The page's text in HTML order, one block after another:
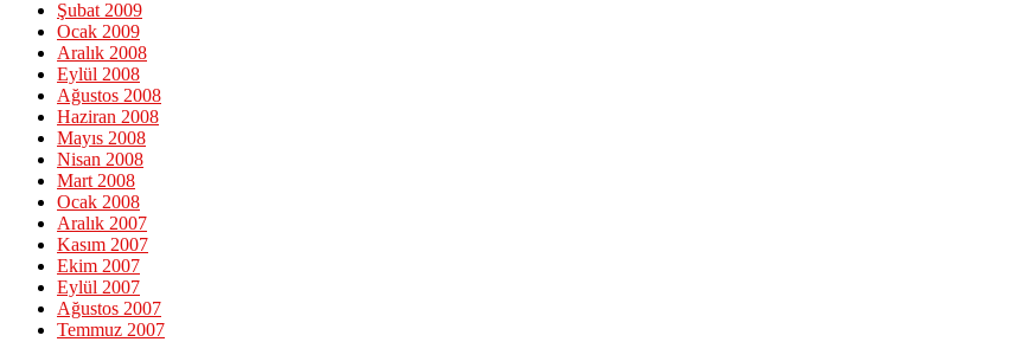
Şubat 2009
Ocak 2009
Aralık 2008
Eylül 2008
Ağustos 2008
Haziran 2008
Mayıs 2008
Nisan 2008
Mart 2008
Ocak 2008
Aralık 2007
Kasım 2007
Ekim 2007
Eylül 2007
Ağustos 2007
Temmuz 2007